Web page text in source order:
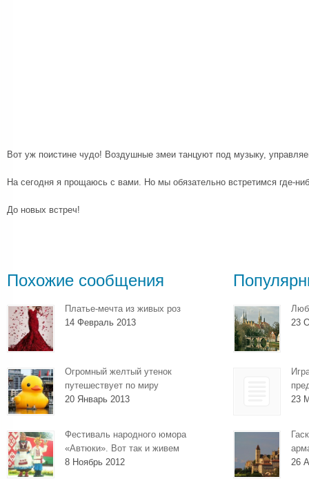
Вот уж поистине чудо! Воздушные змеи танцуют под музыку,
На сегодня я прощаюсь с вами. Но мы обязательно встретимся где-
До новых встреч!
Похожие сообщения
Платье-мечта из живых роз
14 Февраль 2013
Огромный желтый утенок
путешествует по миру
20 Январь 2013
Фестиваль народного юмора
«Автюки». Вот так и живем
8 Ноябрь 2012
23
23
26